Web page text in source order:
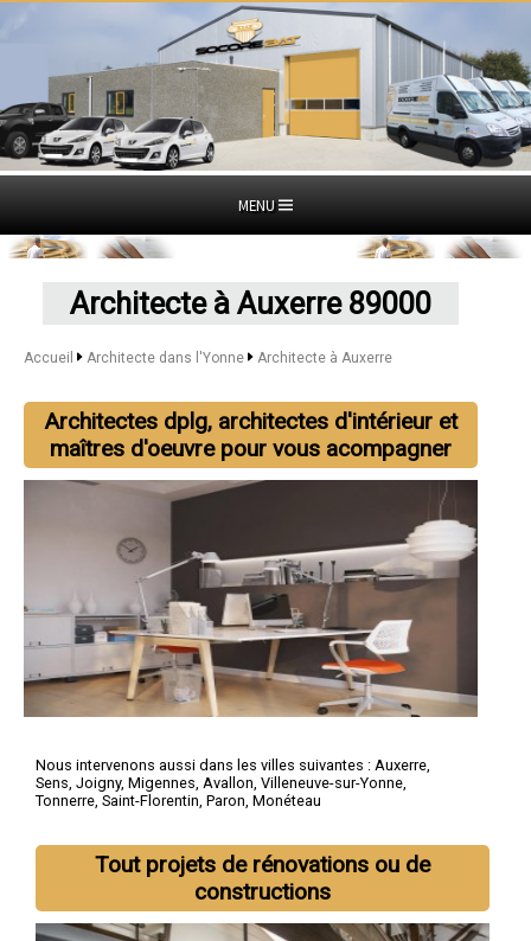
MENU
Architecte à Auxerre 89000
Accueil Architecte dans l'Yonne Architecte à Auxerre
Architectes dplg, architectes d'intérieur et
maîtres d'oeuvre pour vous acompagner
Nous intervenons aussi dans les villes suivantes : Auxerre
Sens Joigny, Migennes Avallon Villeneuve-sur-Yonne
Tonnerre Saint-Florentin Paron Monéteau
Tout projets de rénovations ou de
constructions